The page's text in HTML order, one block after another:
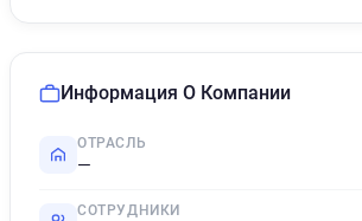
Информация О Компании
ОТРАСЛЬ
—
СОТРУДНИКИ